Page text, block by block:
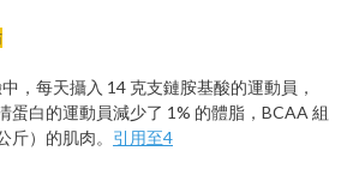
，每天攝入 14 克支鏈胺基酸的運動員，
蛋白的運動員減少了 1% 的體脂，BCAA 組
斤）的肌肉。 引用至4